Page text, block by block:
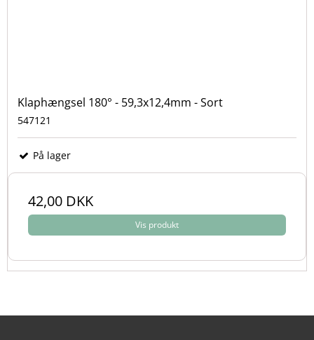
Klaphængsel 180° - 59,3x12,4mm - Sort
547121
På lager
42,00 DKK
Vis produkt